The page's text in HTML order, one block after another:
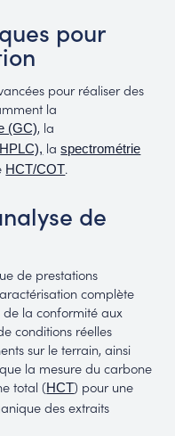
pour
pour réaliser des
la
(GC), la
laspectrométrie
HCT/COT.
de
de prestations
complète
de la conformité aux
conditions réelles
sur le terrain, ainsi
la mesure du carbone
total (HCT) pour une
des extraits